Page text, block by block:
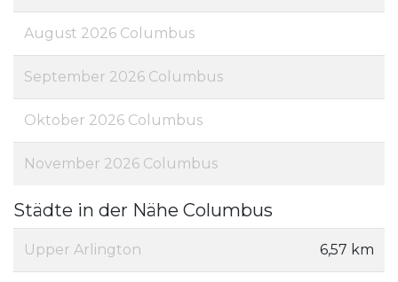
August 2026 Columbus
September 2026 Columbus
Oktober 2026 Columbus
November 2026 Columbus
Städte in der Nähe Columbus
Upper Arlington 6,57 km